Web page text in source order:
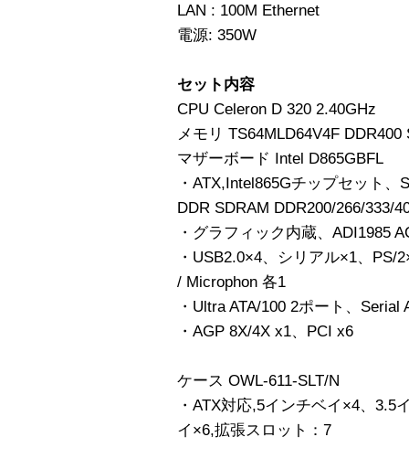
LAN : 100M Ethernet
電源: 350W
セット内容
CPU Celeron D 320 2.40GHz
メモリ TS64MLD64V4F DDR400
マザーボード Intel D865GBFL
・ATX,Intel865Gチップセット
DDR SDRAM DDR200/266/333/
・グラフィック内蔵、ADI1985
・USB2.0×4、シリアル×1、PS/
/ Microphon 各1
・Ultra ATA/100 2ポート、Serial
・AGP 8X/4X x1、PCI x6
ケース OWL-611-SLT/N
・ATX対応,5インチベイ×4、3.5
イ×6,拡張スロット：7